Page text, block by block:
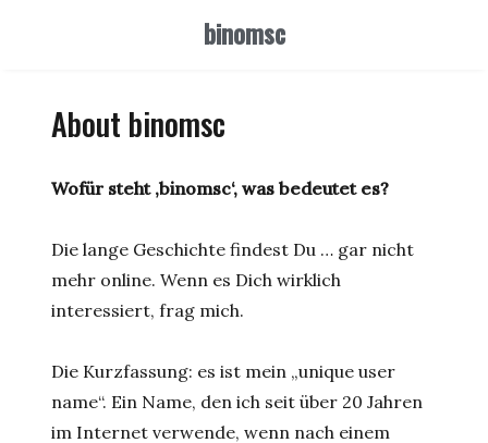
binomsc
About binomsc
Wofür steht ‚binomsc‘, was bedeutet es?
Die lange Geschichte findest Du … gar nicht
mehr online. Wenn es Dich wirklich
interessiert, frag mich.
Die Kurzfassung: es ist mein „unique user
name“. Ein Name, den ich seit über 20 Jahren
im Internet verwende, wenn nach einem